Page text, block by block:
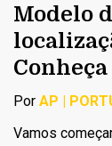
Modelo
Por AP |
Vamos